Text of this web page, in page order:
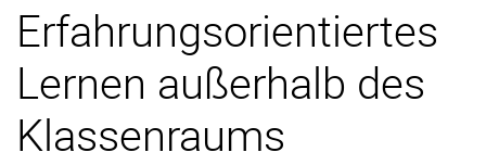
Erfahrungsorientiertes
Lernen außerhalb des
Klassenraums